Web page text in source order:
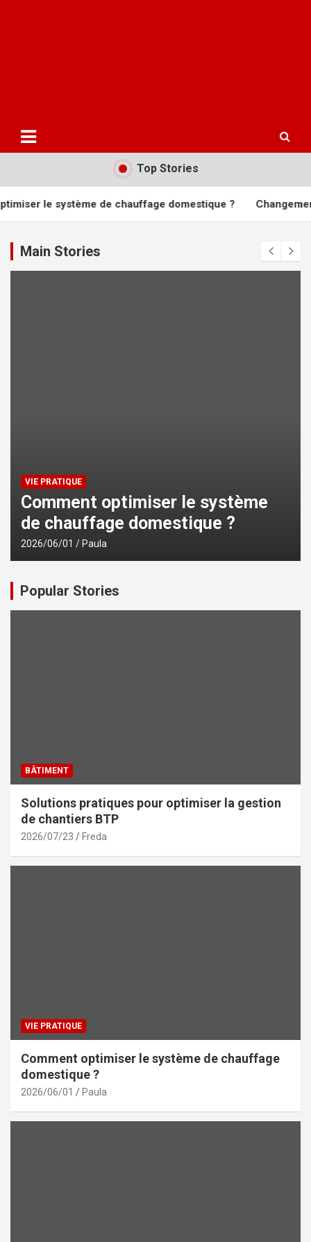
Top Stories
de chauffage domestique ? Changement de
Main Stories
VIE PRATIQUE
Comment optimiser le système
de chauffage domestique ?
2026/06/01 Paula
Popular Stories
BÂTIMENT
Solutions pratiques pour optimiser la gestion
de chantiers BTP
2026/07/23 Freda
VIE PRATIQUE
Comment optimiser le système de chauffage
domestique ?
2026/06/01 Paula